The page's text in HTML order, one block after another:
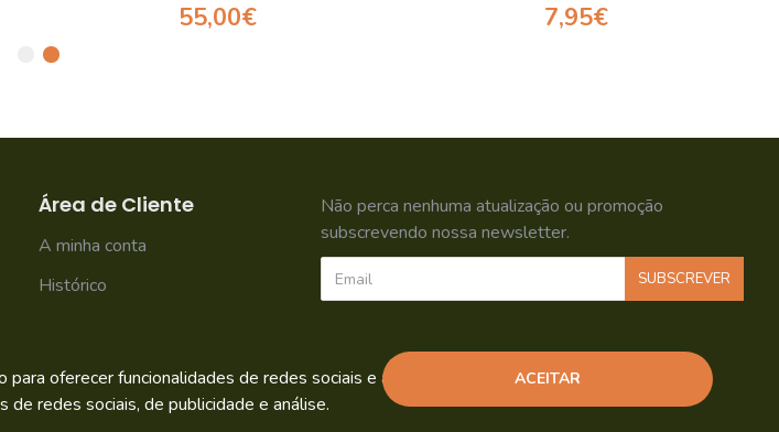
55,00€ 7,95€
Área de Cliente
A minha conta
Histórico
Não perca nenhuma atualização ou promoção
subscrevendo nossa newsletter.
SUBSCREVER
ACEITAR
oferecer funcionalidades de redes sociais e análise de tráfego.
redes sociais, de publicidade e análise.